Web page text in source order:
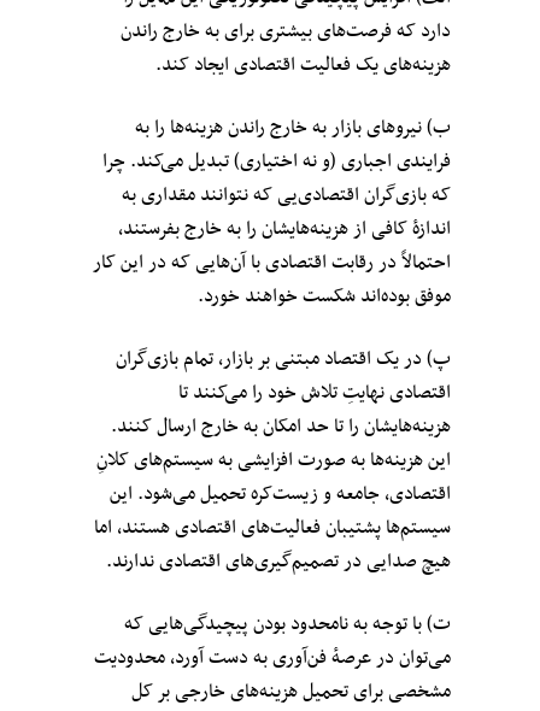
دارد که فرصت‌های بیشتری برای به خارج راندن
هزینه‌های یک فعالیت اقتصادی ایجاد کند.
ب) نیروهای بازار به خارج راندن هزینه‌ها را به
فرایندی اجباری (و نه اختیاری) تبدیل می‌کند. چرا
که بازی‌گران اقتصادی‌یی که نتوانند مقداری به
اندازهٔ کافی از هزینه‌هایشان را به خارج بفرستند،
احتمالاً در رقابت اقتصادی با آن‌هایی که در این کار
موفق بوده‌اند شکست خواهند خورد.
پ) در یک اقتصاد مبتنی بر بازار، تمام بازی‌گران
اقتصادی نهایتِ تلاش خود را می‌کنند تا
هزینه‌هایشان را تا حد امکان به خارج ارسال کنند.
این هزینه‌ها به صورت افزایشی به سیستم‌های کلانِ
اقتصادی، جامعه و زیست‌کره تحمیل می‌شود. این
سیستم‌ها پشتیبان فعالیت‌های اقتصادی هستند، اما
هیچ صدایی در تصمیم‌گیری‌های اقتصادی ندارند.
ت) با توجه به نامحدود بودن پیچیدگی‌هایی که
می‌توان در عرصهٔ فن‌آوری به دست آورد، محدودیت
مشخصی برای تحمیل هزینه‌های خارجی بر کل